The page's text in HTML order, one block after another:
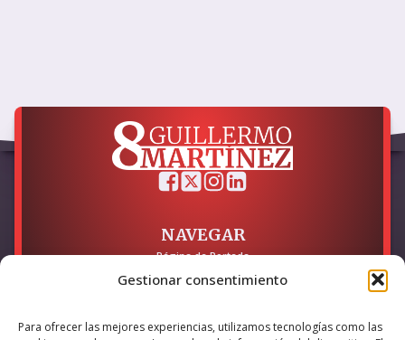
Gestionar consentimiento
Para ofrecer las mejores experiencias, utilizamos tecnologías como las
NAVEGAR
Página de Portada
LEGAL